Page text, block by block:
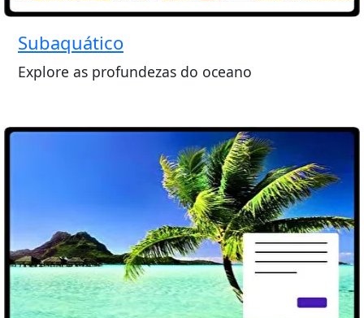
Subaquático
Explore as profundezas do oceano